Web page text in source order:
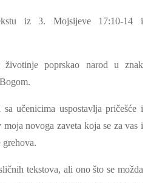
iz 3. Mojsijeve 17:10-14 i
poprskao narod u znak
učenicima uspostavlja pričešće i
novoga zaveta koja se za vas i
grehova.
tekstova, ali ono što se možda